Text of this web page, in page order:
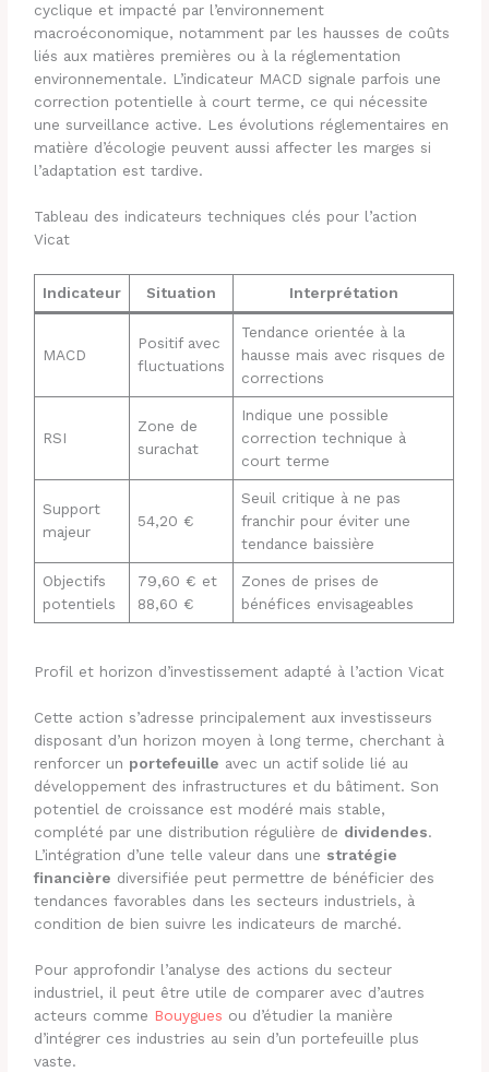
cyclique et impacté par l’environnement
macroéconomique, notamment par les hausses de coûts
liés aux matières premières ou à la réglementation
environnementale. L’indicateur MACD signale parfois une
correction potentielle à court terme, ce qui nécessite
une surveillance active. Les évolutions réglementaires en
matière d’écologie peuvent aussi affecter les marges si
l’adaptation est tardive.
Tableau des indicateurs techniques clés pour l’action
Vicat
Indicateur Situation Interprétation
MACD
Positif avec
fluctuations
Tendance orientée à la
hausse mais avec risques de
corrections
RSI
Zone de
surachat
Indique une possible
correction technique à
court terme
Support
majeur
54,20 €
Seuil critique à ne pas
franchir pour éviter une
tendance baissière
Objectifs
potentiels
79,60 € et
88,60 €
Zones de prises de
bénéfices envisageables
Profil et horizon d’investissement adapté à l’action Vicat
Cette action s’adresse principalement aux investisseurs
disposant d’un horizon moyen à long terme, cherchant à
renforcer un portefeuille avec un actif solide lié au
développement des infrastructures et du bâtiment. Son
potentiel de croissance est modéré mais stable,
complété par une distribution régulière de dividendes.
L’intégration d’une telle valeur dans une stratégie
financière diversifiée peut permettre de bénéficier des
tendances favorables dans les secteurs industriels, à
condition de bien suivre les indicateurs de marché.
Pour approfondir l’analyse des actions du secteur
industriel, il peut être utile de comparer avec d’autres
acteurs comme Bouygues ou d’étudier la manière
d’intégrer ces industries au sein d’un portefeuille plus
vaste.